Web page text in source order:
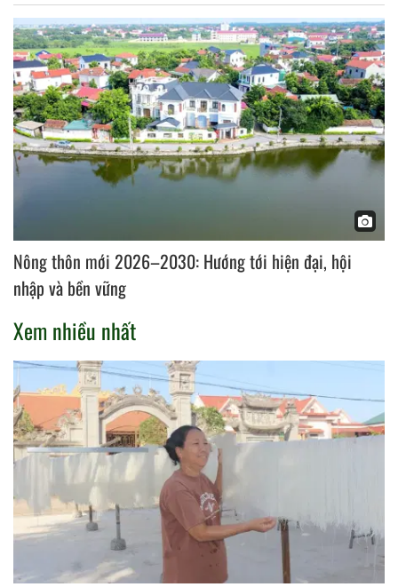
Nông thôn mới 2026–2030: Hướng tới hiện đại, hội
nhập và bền vững
Xem nhiều nhất